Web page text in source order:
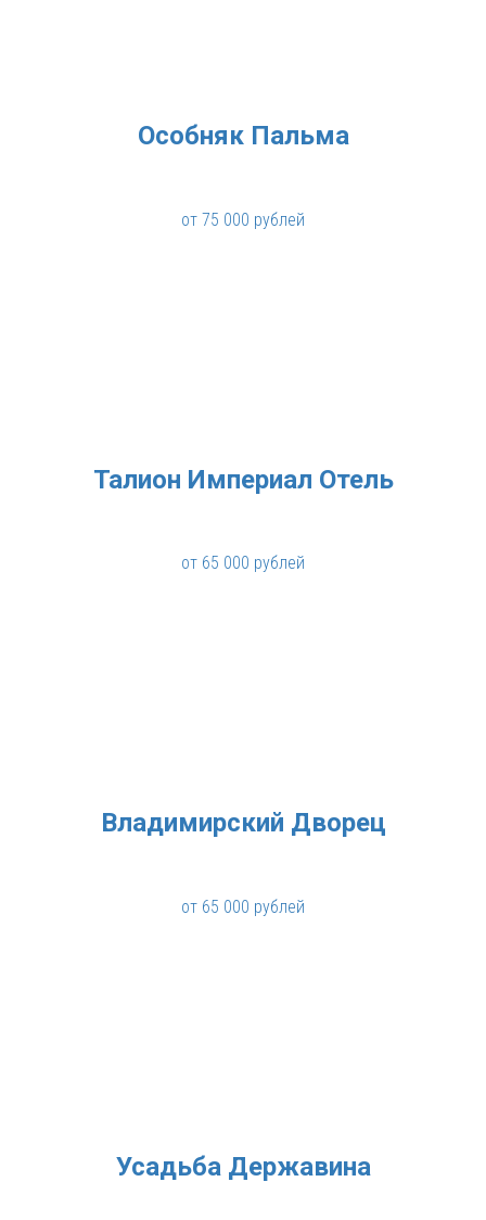
Особняк Пальма
от 75 000 рублей
Талион Империал Отель
от 65 000 рублей
Владимирский Дворец
от 65 000 рублей
Усадьба Державина